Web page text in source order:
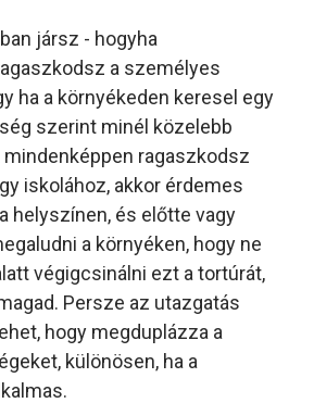
jársz - hogyha
a személyes
ha a környékeden keresel egy
szerint minél közelebb
mindenképpen ragaszkodsz
iskolához, akkor érdemes
helyszínen, és előtte vagy
a környéken, hogy ne
végigcsinálni ezt a tortúrát,
Persze az utazgatás
hogy megduplázza a
különösen, ha a